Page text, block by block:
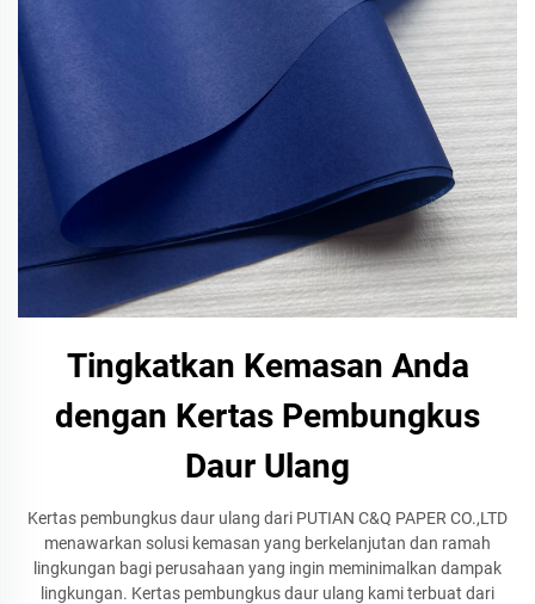
Tingkatkan Kemasan Anda
dengan Kertas Pembungkus
Daur Ulang
Kertas pembungkus daur ulang dari PUTIAN C&Q PAPER CO.,LTD
menawarkan solusi kemasan yang berkelanjutan dan ramah
lingkungan bagi perusahaan yang ingin meminimalkan dampak
lingkungan. Kertas pembungkus daur ulang kami terbuat dari